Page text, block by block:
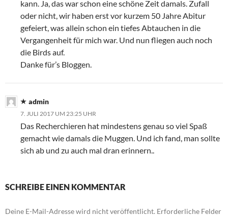
kann. Ja, das war schon eine schöne Zeit damals. Zufall
oder nicht, wir haben erst vor kurzem 50 Jahre Abitur
gefeiert, was allein schon ein tiefes Abtauchen in die
Vergangenheit für mich war. Und nun fliegen auch noch
die Birds auf.
Danke für’s Bloggen.
admin
7. JULI 2017 UM 23:25 UHR
Das Recherchieren hat mindestens genau so viel Spaß
gemacht wie damals die Muggen. Und ich fand, man sollte
sich ab und zu auch mal dran erinnern..
SCHREIBE EINEN KOMMENTAR
Deine E-Mail-Adresse wird nicht veröffentlicht. Erforderliche Felder